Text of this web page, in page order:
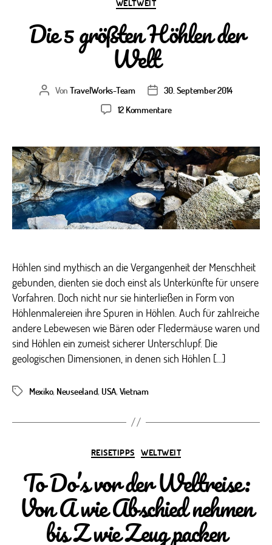
WELTWEIT
Die 5 größten Höhlen der
Welt
Beitragsautor
Von TravelWorks-Team Veröffentlichungsdatum
30. September 2014
12 Kommentarezu
größten
Höhlen
der
Welt
Höhlen sind mythisch an die Vergangenheit der Menschheit
gebunden, dienten sie doch einst als Unterkünfte für unsere
Vorfahren. Doch nicht nur sie hinterließen in Form von
Höhlenmalereien ihre Spuren in Höhlen. Auch für zahlreiche
andere Lebewesen wie Bären oder Fledermäuse waren und
sind Höhlen ein zumeist sicherer Unterschlupf. Die
geologischen Dimensionen, in denen sich Höhlen […]
Schlagwörter
Mexiko, Neuseeland, USA, Vietnam
Kategorien
REISETIPPS WELTWEIT
To Do’s vor der Weltreise:
Von A wie Abschied nehmen
bis Z wie Zeug packen